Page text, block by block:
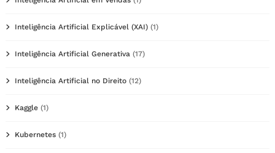
Inteligência Artificial Explicável (XAI) (1)
Inteligência Artificial Generativa (17)
Inteligência Artificial no Direito (12)
Kaggle (1)
Kubernetes (1)